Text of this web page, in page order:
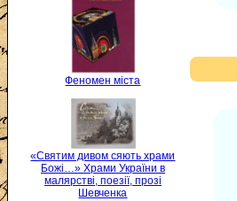
Феномен міста
«Святим дивом сяють храми
Божі…» Храми України в
малярстві, поезії, прозі
Шевченка